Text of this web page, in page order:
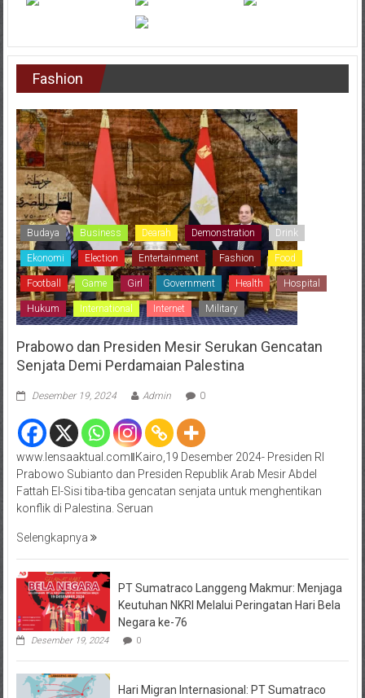
Fashion
Budaya Business Dearah Demonstration Drink
Ekonomi Election Entertainment Fashion Food
Football Game Girl Government Health Hospital
Hukum International Internet Military
Prabowo dan Presiden Mesir Serukan Gencatan
Senjata Demi Perdamaian Palestina
Desember 19, 2024 Admin 0
www.lensaaktual.comǁKairo,19 Desember 2024- Presiden RI
Prabowo Subianto dan Presiden Republik Arab Mesir Abdel
Fattah El-Sisi tiba-tiba gencatan senjata untuk menghentikan
konflik di Palestina. Seruan
Selengkapnya
PT Sumatraco Langgeng Makmur: Menjaga
Keutuhan NKRI Melalui Peringatan Hari Bela
Negara ke-76
Desember 19, 2024 0
Hari Migran Internasional: PT Sumatraco